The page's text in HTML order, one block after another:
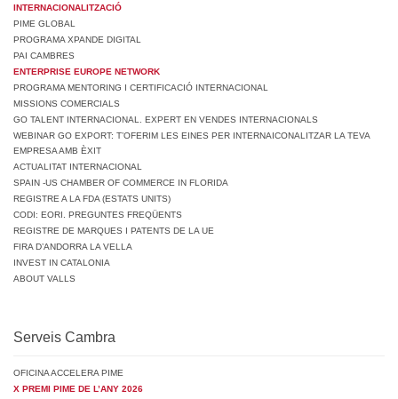
INTERNACIONALITZACIÓ
PIME GLOBAL
PROGRAMA XPANDE DIGITAL
PAI CAMBRES
ENTERPRISE EUROPE NETWORK
PROGRAMA MENTORING I CERTIFICACIÓ INTERNACIONAL
MISSIONS COMERCIALS
GO TALENT INTERNACIONAL. EXPERT EN VENDES INTERNACIONALS
WEBINAR GO EXPORT: T’OFERIM LES EINES PER INTERNAICONALITZAR LA TEVA
EMPRESA AMB ÈXIT
ACTUALITAT INTERNACIONAL
SPAIN -US CHAMBER OF COMMERCE IN FLORIDA
REGISTRE A LA FDA (ESTATS UNITS)
CODI: EORI. PREGUNTES FREQÜENTS
REGISTRE DE MARQUES I PATENTS DE LA UE
FIRA D’ANDORRA LA VELLA
INVEST IN CATALONIA
ABOUT VALLS
Serveis Cambra
OFICINA ACCELERA PIME
X PREMI PIME DE L’ANY 2026